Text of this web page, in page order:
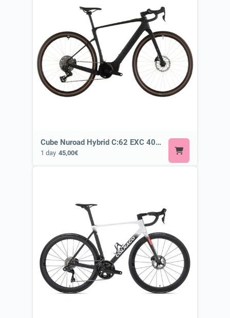
Cube Nuroad Hybrid C:62 EXC 400X blackline or Similar ⚡ E-Road or Gravel E-Bike
1 day 45,00€